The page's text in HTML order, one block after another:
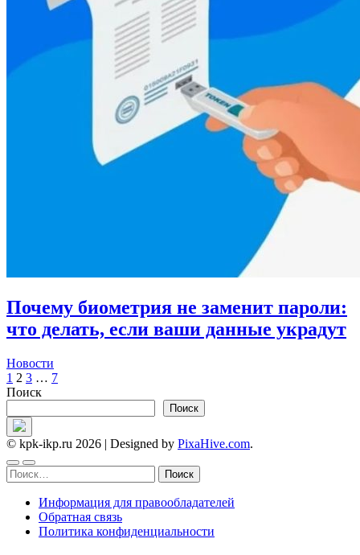
Почему биометрия не заменит пароли:
что делать, если ваши данные украдут
Новости
Пагинация
записей
1 2 3 … 7
Поиск
Поиск
© kpk-ikp.ru 2026 | Designed by PixaHive.com.
Найти:
Информация для правообладателей
Обратная связь
Политика конфиденциальности